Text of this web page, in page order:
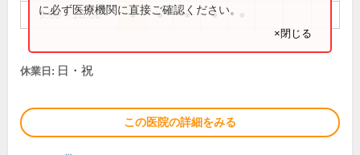
9:00～18:00 ● ● ● ●
に必ず医療機関に直接ご確認ください。
×閉じる
休業日: 日・祝
この医院の詳細をみる